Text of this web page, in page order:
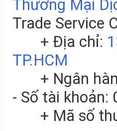
Thương Mại
Trade Service
+ Địa chỉ:
TP.HCM
+ Ngân
- Số tài khoản:
+ Mã số